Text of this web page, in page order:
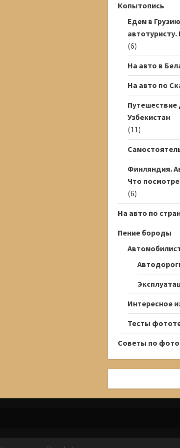
Копытопись
Едем в
автотуристу.
(6)
На авто в
На авто по
Путешествие
Узбекистан
(11)
Финляндия.
Что
(6)
На авто по
Пение бороды
Интересное
Тесты
Советы по